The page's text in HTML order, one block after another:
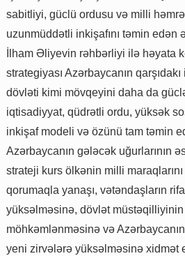
sabitliyi, güclü ordusu və milli
uzunmüddətli inkişafını təmin edən
İlham Əliyevin rəhbərliyi ilə həyata
strategiyası Azərbaycanın
dövləti kimi mövqeyini daha da
iqtisadiyyat, qüdrətli ordu, yüksək
inkişaf modeli və özünü tam təmin
Azərbaycanın gələcək uğurlarının
strateji kurs ölkənin milli
qorumaqla yanaşı, vətəndaşların
yüksəlməsinə, dövlət
möhkəmlənməsinə və
yeni zirvələrə yüksəlməsinə xidmət